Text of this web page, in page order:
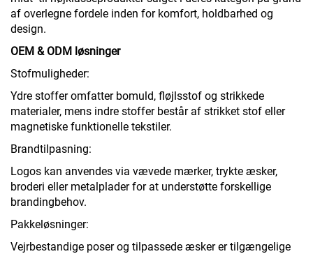
af overlegne fordele inden for komfort, holdbarhed og
design.
OEM & ODM løsninger
Stofmuligheder:
Ydre stoffer omfatter bomuld, fløjlsstof og strikkede
materialer, mens indre stoffer består af strikket stof eller
magnetiske funktionelle tekstiler.
Brandtilpasning:
Logos kan anvendes via vævede mærker, trykte æsker,
broderi eller metalplader for at understøtte forskellige
brandingbehov.
Pakkeløsninger:
Vejrbestandige poser og tilpassede æsker er tilgængelige